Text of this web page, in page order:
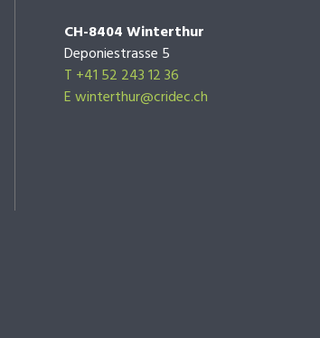
CH-8404 Winterthur
Deponiestrasse 5
T +41 52 243 12 36
E winterthur@cridec.ch